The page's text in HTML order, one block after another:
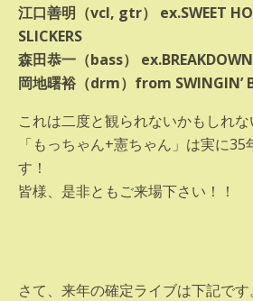
江口善明（vcl, gtr） ex.SWEET
SLICKERS
森田恭一（bass） ex.BREAKDOWN
岡地曙裕（drm）from SWINGIN’
これは二度と観られないかもしれな
「もっちゃん+憲ちゃん」は実に
す！
皆様、是非ともご来場下さい！！
さて、来年の確定ライブは下記です。